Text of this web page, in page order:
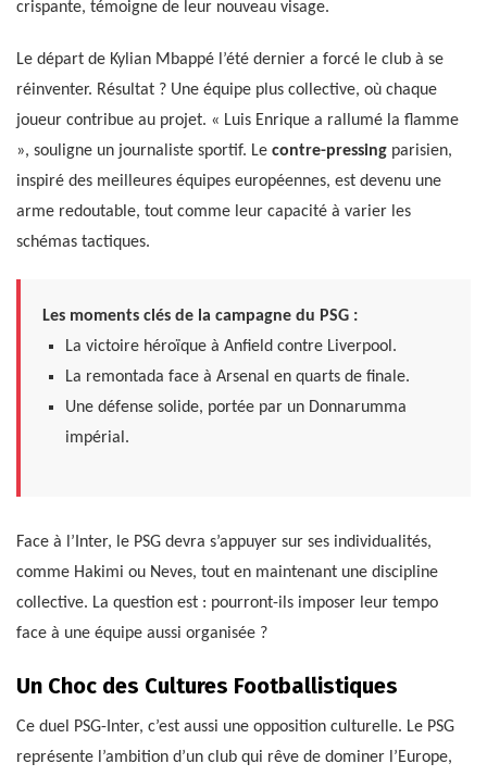
crispante, témoigne de leur nouveau visage.
Le départ de Kylian Mbappé l’été dernier a forcé le club à se
réinventer. Résultat ? Une équipe plus collective, où chaque
joueur contribue au projet. « Luis Enrique a rallumé la flamme
», souligne un journaliste sportif. Le contre-pressing parisien,
inspiré des meilleures équipes européennes, est devenu une
arme redoutable, tout comme leur capacité à varier les
schémas tactiques.
Les moments clés de la campagne du PSG :
La victoire héroïque à Anfield contre Liverpool.
La remontada face à Arsenal en quarts de finale.
Une défense solide, portée par un Donnarumma
impérial.
Face à l’Inter, le PSG devra s’appuyer sur ses individualités,
comme Hakimi ou Neves, tout en maintenant une discipline
collective. La question est : pourront-ils imposer leur tempo
face à une équipe aussi organisée ?
Un Choc des Cultures Footballistiques
Ce duel PSG-Inter, c’est aussi une opposition culturelle. Le PSG
représente l’ambition d’un club qui rêve de dominer l’Europe,